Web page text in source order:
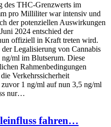
des THC-Grenzwerts im
pro Milliliter war intensiv und
der potenziellen Auswirkungen
2024 entschied der
offiziell in Kraft treten wird.
Legalisierung von Cannabis
ml im Blutserum. Diese
Rahmenbedingungen
Verkehrssicherheit
1 ng/ml auf nun 3,5 ng/ml
nur…
fahren…